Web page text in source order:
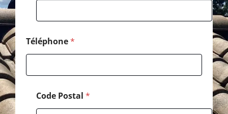
a
Téléphone*
Code Postal *